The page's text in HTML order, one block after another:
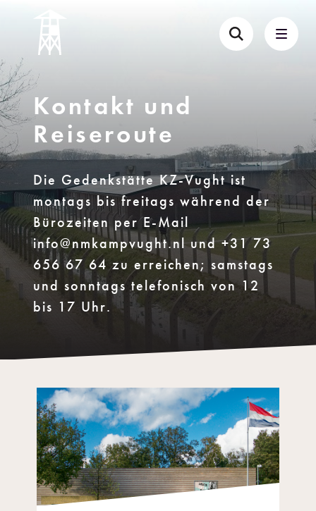
Kontakt und
Reiseroute
Die Gedenkstätte KZ-Vught ist
montags bis freitags während der
Bürozeiten per E-Mail
info@nmkampvught.nl und +31 73
656 67 64 zu erreichen; samstags
und sonntags telefonisch von 12
bis 17 Uhr.